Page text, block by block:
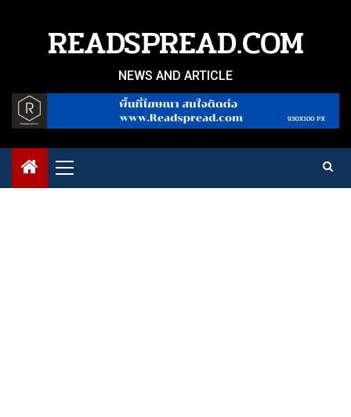
READSPREAD.COM
NEWS AND ARTICLE
Primary
Menu